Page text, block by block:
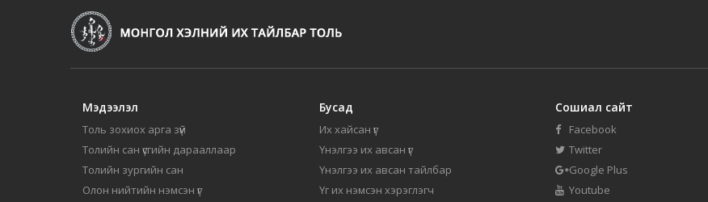
Мэдээлэл
Толь зохиох арга зүй
Толийн сан үсгийн дарааллаар
Толийн зургийн сан
Олон нийтийн нэмсэн үг
Бусад
Их хайсан үг
Үнэлгээ их авсан үг
Үнэлгээ их авсан тайлбар
Үг их нэмсэн хэрэглэгч
Сошиал сайт
Facebook
Twitter
Google Plus
Youtube